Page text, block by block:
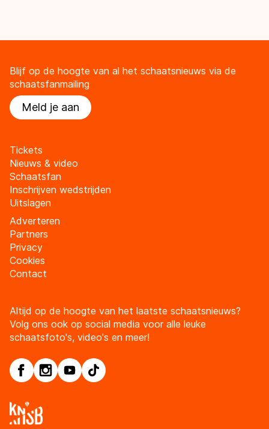
Blijf op de hoogte van al het schaatsnieuws via de
schaatsfanmailing
Meld je aan
Tickets
Nieuws & video
Schaatsfan
Inschrijven wedstrijden
Uitslagen
Adverteren
Partners
Privacy
Cookies
Contact
Altijd op de hoogte van het laatste schaatsnieuws?
Volg ons ook op social media voor alle leuke
schaatsfoto's, video's en meer!